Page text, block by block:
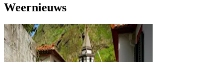
Weernieuws